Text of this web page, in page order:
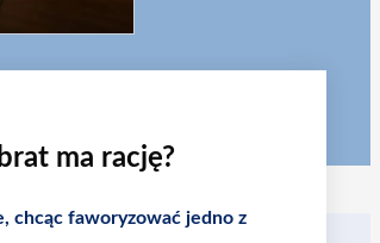
ma rację?
chcąc faworyzować jedno z